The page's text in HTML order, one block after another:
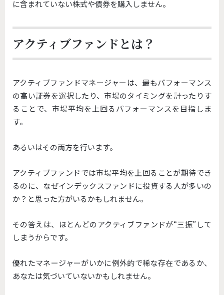
に含まれていない株式や債券を購入しません。
アクティブファンドとは？
アクティブファンドマネージャーは、最もパフォーマンス
の高い証券を選択したり、市場のタイミングを計ったりす
ることで、市場平均を上回るパフォーマンスを目指しま
す。
あるいはその両方を行います。
アクティブファンドでは市場平均を上回ることが期待でき
るのに、なぜインデックスファンドに投資する人が多いの
か？と思った方がいるかもしれません。
その答えは、ほとんどのアクティブファンドが“三振”して
しまうからです。
優れたマネージャーがいかに例外的で稀な存在であるか、
あなたは気づいていないかもしれません。